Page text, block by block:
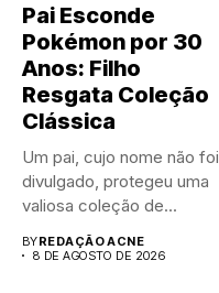
Pai Esconde
Pokémon por 30
Anos: Filho
Resgata Coleção
Clássica
Um pai, cujo nome não foi
divulgado, protegeu uma
valiosa coleção de...
BYREDAÇÃO ACNE
8 DE AGOSTO DE 2026